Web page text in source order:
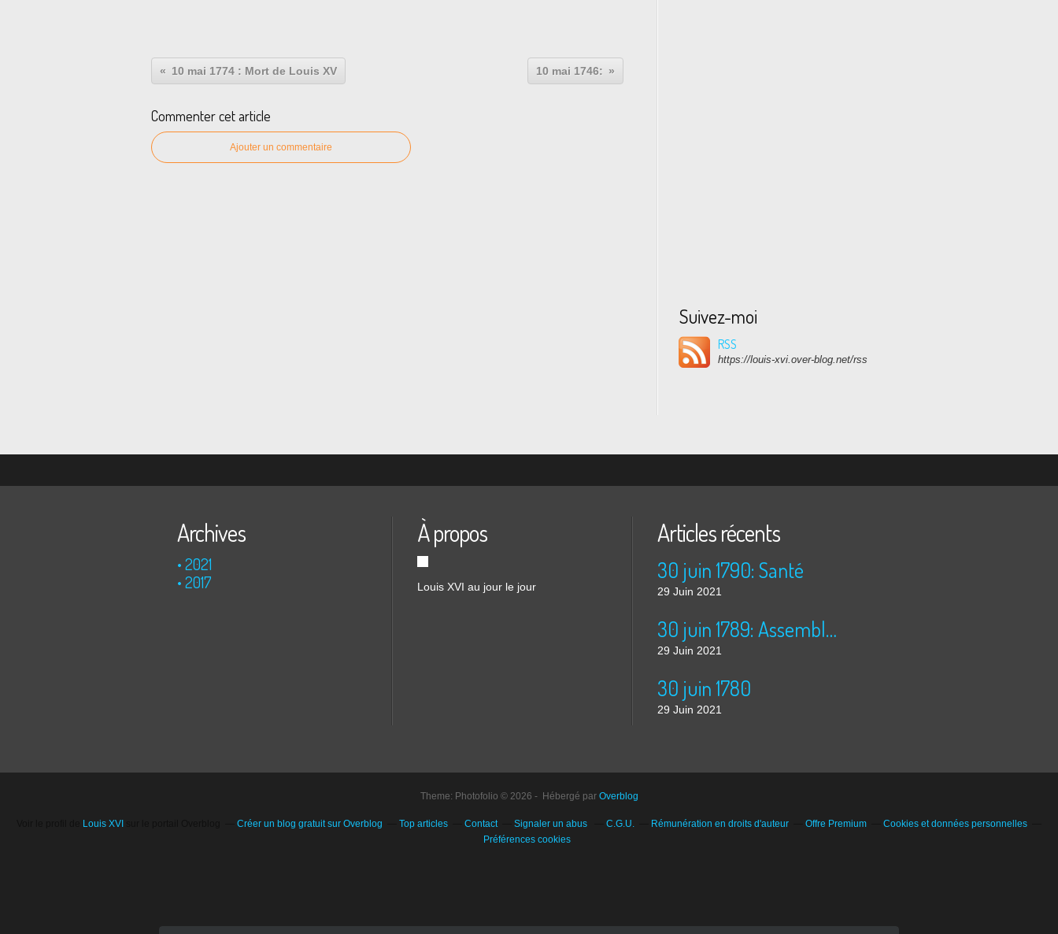
10 mai 1774 : Mort de Louis XV 10 mai 1746:
Commenter cet article
Ajouter un commentaire
Suivez-moi
RSS
https://louis-xvi.over-blog.net/rss
Archives
2021
2017
À propos
Louis XVI au jour le jour
Articles récents
30 juin 1790: Santé
29 Juin 2021
30 juin 1789: Assemblée Nationale
29 Juin 2021
30 juin 1780
29 Juin 2021
Theme: Photofolio © 2026 - Hébergé par Overblog
Louis XVI Créer un blog gratuit sur Overblog Top articles Contact Signaler un abus C.G.U. Rémunération en droits d'auteur Offre Premium
Cookies et données personnelles
Préférences cookies